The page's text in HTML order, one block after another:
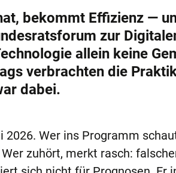
bekommt Effizienz —
zur
allein keine
verbrachten die
dabei.
2026. Wer ins Programm
zuhört, merkt rasch: